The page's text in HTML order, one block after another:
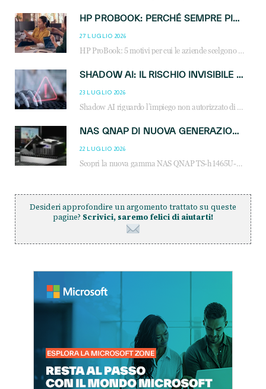
HP PROBOOK: PERCHÉ SEMPRE PIÙ AZIENDE SCELGONO NOTEBOOK PROGETTATI PER IL LAVORO MODERNO
27 LUGLIO 2026
HP ProBook: 5 motivi per cui le aziende scelgono i notebook business HP per migliorare produttività, sicurezza e gestione dell’AI.
SHADOW AI: IL RISCHIO INVISIBILE CHE LE AZIENDE POSSONO GOVERNARE
23 LUGLIO 2026
Shadow AI riguardo l’impiego non autorizzato di sistemi AI all’interno dell’azienda. E’ una pratica che si diffonde a partire dai dipendenti fino ai dirigenti e mette a repentaglio la cybersecurity, con costi più elevati per le organizzazioni. Due recenti report illustrano il fenomeno e forniscono dati in merito
NAS QNAP DI NUOVA GENERAZIONE: PIÙ PRESTAZIONI, SCALABILITÀ E PROTEZIONE DEI DATI PER LE INFRASTRUTTURE IT MODERNE
22 LUGLIO 2026
Scopri la nuova gamma NAS QNAP TS-h1465U-RP, TS-h1065eU e TS-h665U: storage aziendale con ZFS, DDR5, E1.S NVMe e connettività 2.5GbE per backup, virtualizzazione e cybersecurity.
Desideri approfondire un argomento trattato su queste
pagine? Scrivici, saremo felici di aiutarti!